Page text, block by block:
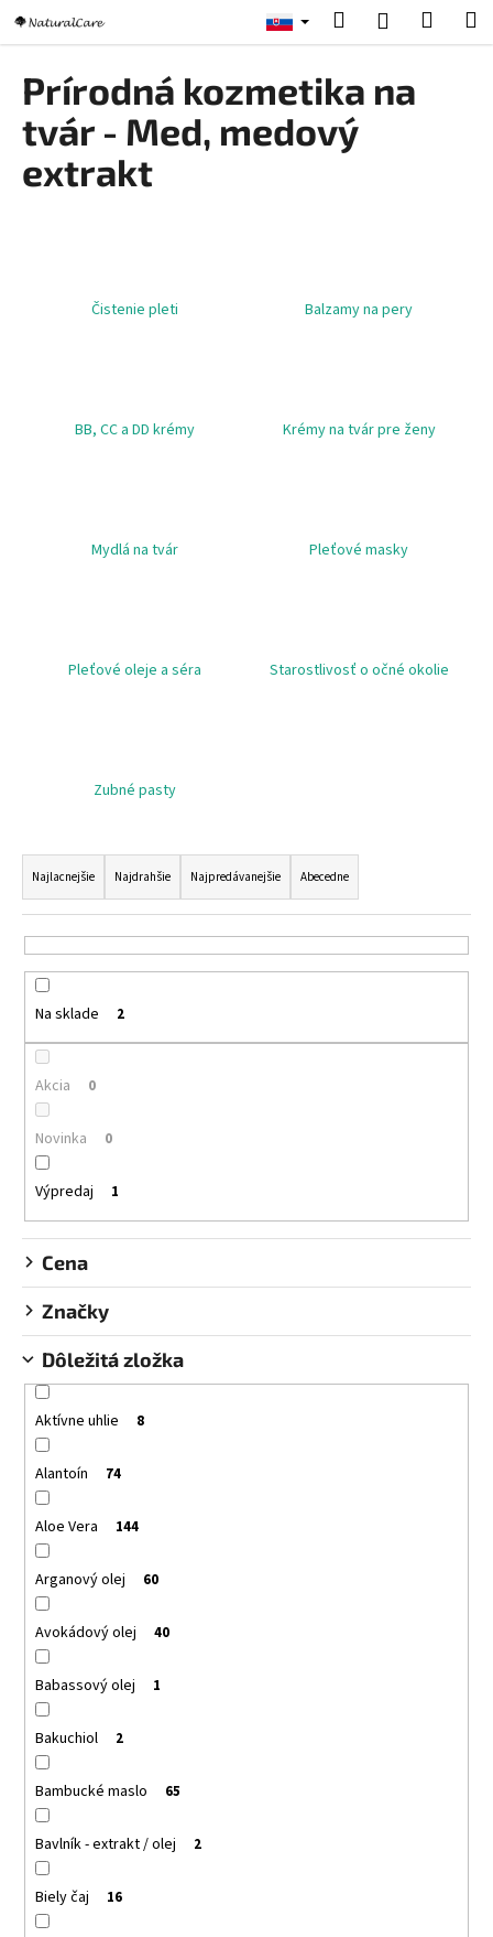
obsah
HľadaťPrihlásenie
Prírodná kozmetika na
tvár - Med, medový
extrakt
Čistenie pleti Balzamy na pery
BB, CC a DD krémy Krémy na tvár pre ženy
Mydlá na tvár Pleťové masky
Pleťové oleje a séra Starostlivosť o očné okolie
Zubné pasty
R
a
d
e
n
e
p
o
u
t
o
v
Najlacnejšie Najdrahšie Najpredávanejšie Abecedne
Na sklade 2
Akcia 0
Novinka 0
Výpredaj 1
Cena
Značky
Dôležitá zložka
Aktívne uhlie 8
Alantoín 74
Aloe Vera 144
Arganový olej 60
Avokádový olej 40
Babassový olej 1
Bakuchiol 2
Bambucké maslo 65
Bavlník - extrakt / olej 2
Biely čaj 16
K
o
Č
o
p
d
p
o
r
ú
m
HERBOLIVE
ŠAMPÓN
ALOE
VERA
(SUCHÉ
VLASY
A
POŠKODENÉ
HERBOLIVE
SHAMPOO
FOR
DRY
&
DAMAGED
HAIR
WITH
ALOE
VERA